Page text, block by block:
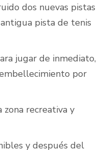
dos nuevas pistas
pista de tenis
jugar de inmediato,
por
recreativa y
y después del